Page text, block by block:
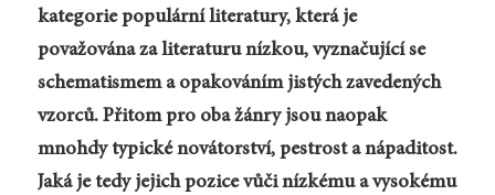
kategorie populární literatury, která je
považována za literaturu nízkou, vyznačující se
schematismem a opakováním jistých zavedených
vzorců. Přitom pro oba žánry jsou naopak
mnohdy typické novátorství, pestrost a nápaditost.
Jaká je tedy jejich pozice vůči nízkému a vysokému